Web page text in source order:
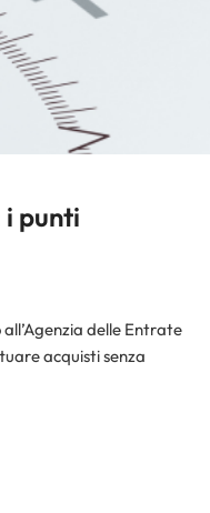
punti
delle Entrate
acquisti senza